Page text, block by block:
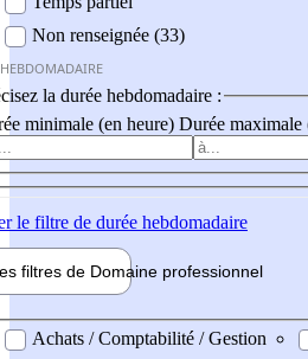
Non renseignée (33)
la durée hebdomadaire :
minimale (en heure) Durée maximale
le filtre de durée hebdomadaire
filtres de Domaine professionnel
professionel
Achats / Comptabilité / Gestion